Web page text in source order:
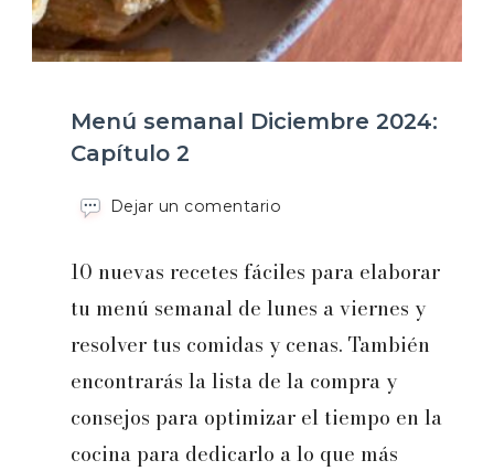
Menú semanal Diciembre 2024:
Capítulo 2
Dejar un comentario
Diciembre
Capítulo
2
10 nuevas recetes fáciles para elaborar
tu menú semanal de lunes a viernes y
resolver tus comidas y cenas. También
encontrarás la lista de la compra y
consejos para optimizar el tiempo en la
cocina para dedicarlo a lo que más